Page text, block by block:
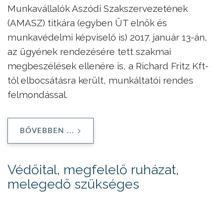
Munkavállalók Aszódi Szakszervezetének
(AMASZ) titkára (egyben ÜT elnök és
munkavédelmi képviselő is) 2017. január 13-án,
az ügyének rendezésére tett szakmai
megbeszélések ellenére is, a Richard Fritz Kft-
től elbocsátásra került, munkáltatói rendes
felmondással.
BŐVEBBEN ...
Védőital, megfelelő ruházat,
melegedő szükséges